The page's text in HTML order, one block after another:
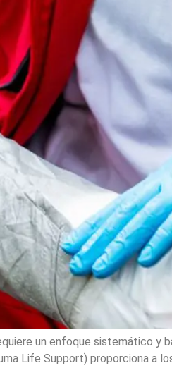
un enfoque sistemático y
Life Support) proporciona a